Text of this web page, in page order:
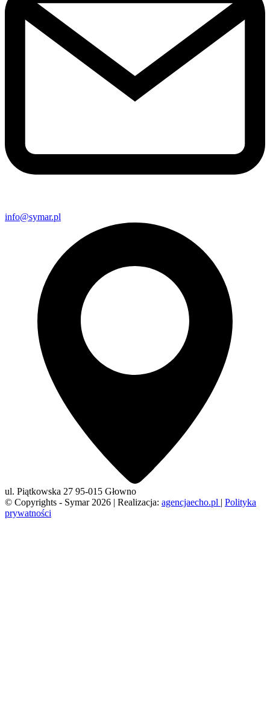
info@symar.pl
ul. Piątkowska 27 95-015 Głowno
© Copyrights - Symar 2026 | Realizacja: agencjaecho.pl | Polityka
prywatności